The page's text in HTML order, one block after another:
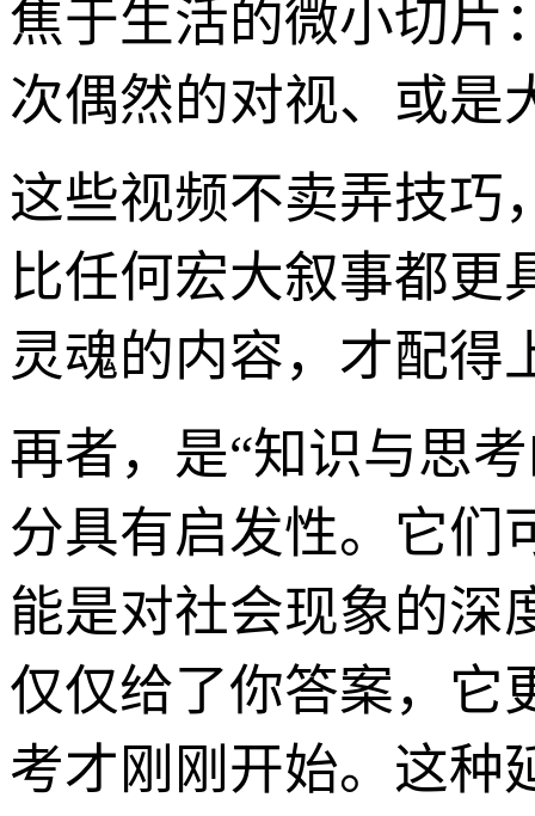
焦于生活的微小切片
次偶然的对视、或是
这些视频不卖弄技巧
比任何宏大叙事都更
灵魂的内容，才配得
再者，是“知识与思
分具有启发性。它们
能是对社会现象的深
仅仅给了你答案，它
考才刚刚开始。这种